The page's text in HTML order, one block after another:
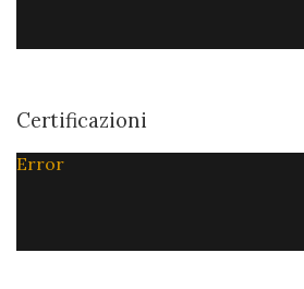
Certificazioni
Error